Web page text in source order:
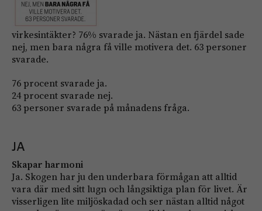
virkesintäkter? 76% svarade ja. Nästan en fjärdel sade
nej, men bara några få ville motivera det. 63 personer
svarade.
76 procent svarade ja.
24 procent svarade nej.
63 personer svarade på månadens fråga.
JA
Skapar harmoni
Ja. Skogen har ju den underbara förmågan att alltid
vara där med sitt lugn och långsiktiga plan för livet. Är
visserligen lite miljöskadad och ser nästan alltid något